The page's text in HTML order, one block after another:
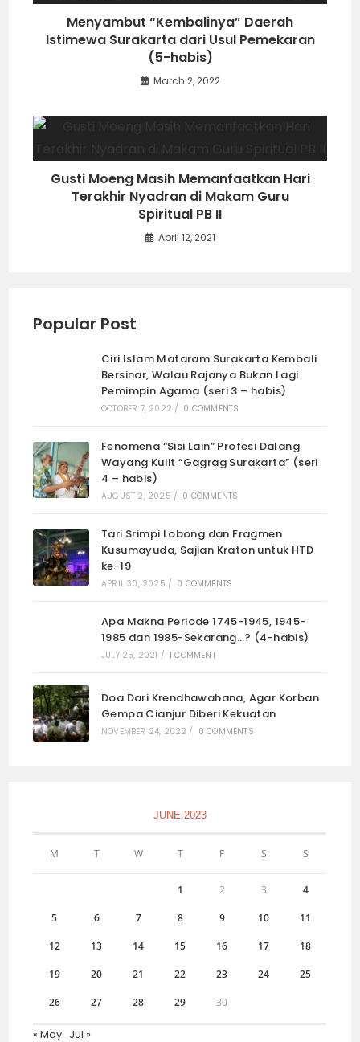
Menyambut “Kembalinya” Daerah
Istimewa Surakarta dari Usul Pemekaran
(5-habis)
March 2, 2022
Gusti Moeng Masih Memanfaatkan Hari
Terakhir Nyadran di Makam Guru
Spiritual PB II
April 12, 2021
Popular Post
Ciri Islam Mataram Surakarta Kembali
Bersinar, Walau Rajanya Bukan Lagi
Pemimpin Agama (seri 3 – habis)
OCTOBER 7, 2022 / 0 COMMENTS
Fenomena “Sisi Lain” Profesi Dalang
Wayang Kulit “Gagrag Surakarta” (seri
4 – habis)
AUGUST 2, 2025 / 0 COMMENTS
Tari Srimpi Lobong dan Fragmen
Kusumayuda, Sajian Kraton untuk HTD
ke-19
APRIL 30, 2025 / 0 COMMENTS
Apa Makna Periode 1745-1945, 1945-
1985 dan 1985-Sekarang…? (4-habis)
JULY 25, 2021 / 1 COMMENT
Doa Dari Krendhawahana, Agar Korban
Gempa Cianjur Diberi Kekuatan
NOVEMBER 24, 2022 / 0 COMMENTS
JUNE 2023
M T W T F S S
1 2 3 4
5 6 7 8 9 10 11
12 13 14 15 16 17 18
19 20 21 22 23 24 25
26 27 28 29 30
« May Jul »